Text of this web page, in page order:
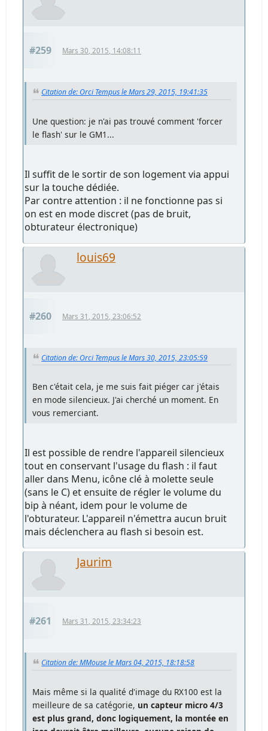
#259 Mars 30, 2015, 14:08:11
Citation de: Orci Tempus le Mars 29, 2015, 19:41:35
Une question: je n'ai pas trouvé comment 'forcer
le flash' sur le GM1...
Il suffit de le sortir de son logement via appui
sur la touche dédiée.
Par contre attention : il ne fonctionne pas si
on est en mode discret (pas de bruit,
obturateur électronique)
louis69
#260 Mars 31, 2015, 23:06:52
Citation de: Orci Tempus le Mars 30, 2015, 23:05:59
Ben c'était cela, je me suis fait piéger car j'étais
en mode silencieux. J'ai cherché un moment. En
vous remerciant.
Il est possible de rendre l'appareil silencieux
tout en conservant l'usage du flash : il faut
aller dans Menu, icône clé à molette seule
(sans le C) et ensuite de régler le volume du
bip à néant, idem pour le volume de
l'obturateur. L'appareil n'émettra aucun bruit
mais déclenchera au flash si besoin est.
Jaurim
#261 Mars 31, 2015, 23:34:23
Citation de: MMouse le Mars 04, 2015, 18:18:58
Mais même si la qualité d'image du RX100 est la
meilleure de sa catégorie, un capteur micro 4/3
est plus grand, donc logiquement, la montée en